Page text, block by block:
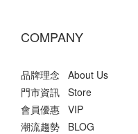
COMPANY
品牌理念 About Us
門市資訊 Store
會員優惠 VIP
潮流趨勢 BLOG